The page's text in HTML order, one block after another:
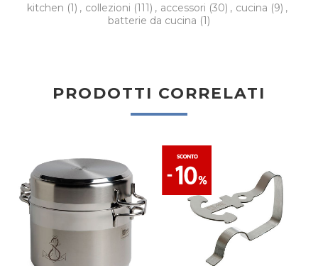
kitchen (1) , collezioni (111) , accessori (30) , cucina (9) ,
batterie da cucina (1)
PRODOTTI CORRELATI